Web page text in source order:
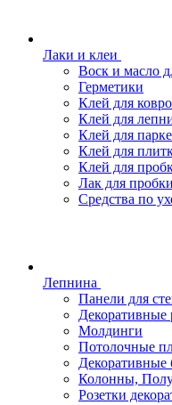
Лаки и клеи
Воск и масло
Герметики
Клей для
Клей для
Клей для
Клей для
Клей для
Лак для
Средства по
Лепнина
Панели для
Декоративные
Молдинги
Потолочные
Декоративные
Колонны,
Розетки